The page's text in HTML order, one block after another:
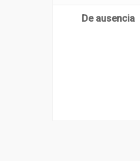
De ausencia